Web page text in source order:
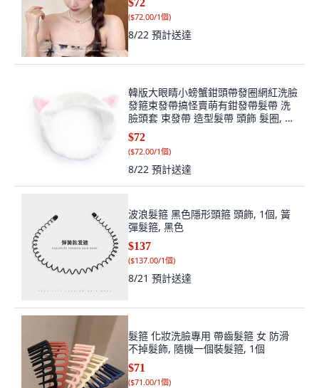
$72
($72.00/1個)
8/22 預計送達
韓版大眼睛小螃蟹鉗頭帶發圈網紅洗臉
發箍束發帶搞怪賣萌有鉗發帶髮帶 洗
臉頭套 束發帶 造型髮帶 頭飾 髮圈, 1
個, 白貓耳髮帶
$72
($72.00/1個)
8/22 預計送達
波浪髮箍 黑色隱形頭箍 頭飾, 1個, 簧
彈髮箍, 黑色
$137
($137.00/1個)
8/21 預計送達
髮箍 化妝洗臉專用 帶齒髮箍 女 防滑
不掉髮飾, 隨機一個裝髮箍, 1個
$71
($71.00/1個)